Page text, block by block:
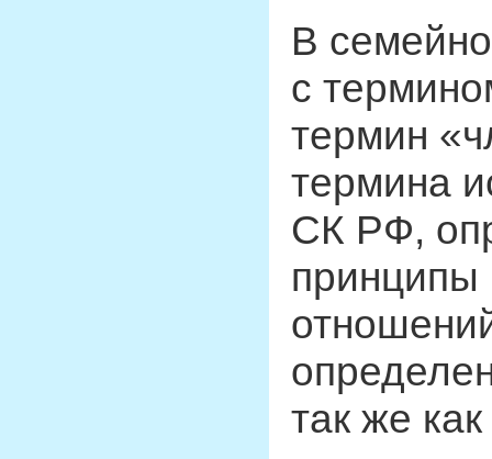
В
с
термин
термина
СК РФ,
принципы
так же